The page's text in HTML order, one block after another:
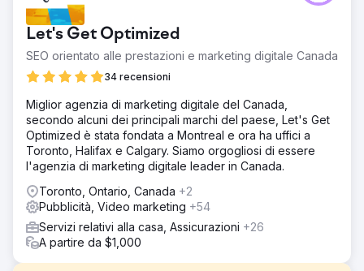
Let's Get Optimized
SEO orientato alle prestazioni e marketing digitale Canada
34 recensioni
Miglior agenzia di marketing digitale del Canada,
secondo alcuni dei principali marchi del paese, Let's Get
Optimized è stata fondata a Montreal e ora ha uffici a
Toronto, Halifax e Calgary. Siamo orgogliosi di essere
l'agenzia di marketing digitale leader in Canada.
Toronto, Ontario, Canada +2
Pubblicità, Video marketing +54
Servizi relativi alla casa, Assicurazioni +26
A partire da $1,000